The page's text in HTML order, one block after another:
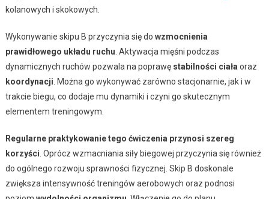
kolanowych i skokowych.
Wykonywanie skipu B przyczynia się do wzmocnienia
prawidłowego układu ruchu . Aktywacja mięśni podczas
dynamicznych ruchów pozwala na poprawę stabilności ciała oraz
koordynacji . Można go wykonywać zarówno stacjonarnie, jak i w
trakcie biegu, co dodaje mu dynamiki i czyni go skutecznym
elementem treningowym.
Regularne praktykowanie tego ćwiczenia przynosi szereg
korzyści . Oprócz wzmacniania siły biegowej przyczynia się również
do ogólnego rozwoju sprawności fizycznej. Skip B doskonale
zwiększa intensywność treningów aerobowych oraz podnosi